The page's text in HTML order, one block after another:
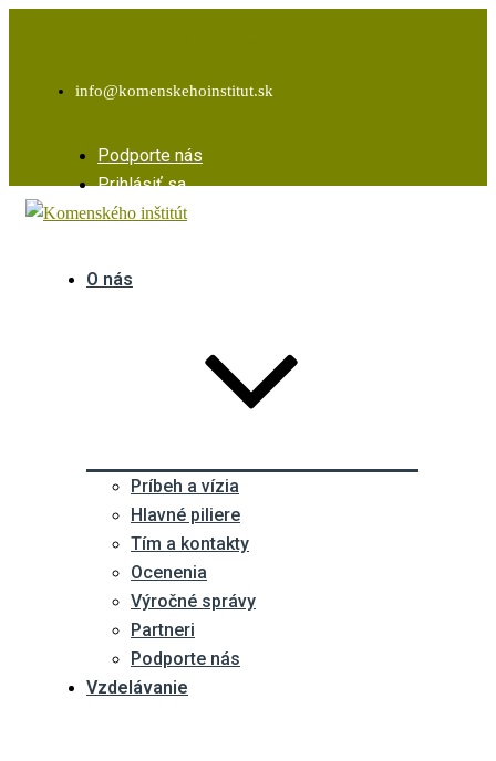
info@komenskehoinstitut.sk
Podporte nás
Prihlásiť sa
O nás
Príbeh a vízia
Hlavné piliere
Tím a kontakty
Ocenenia
Výročné správy
Partneri
Podporte nás
Vzdelávanie